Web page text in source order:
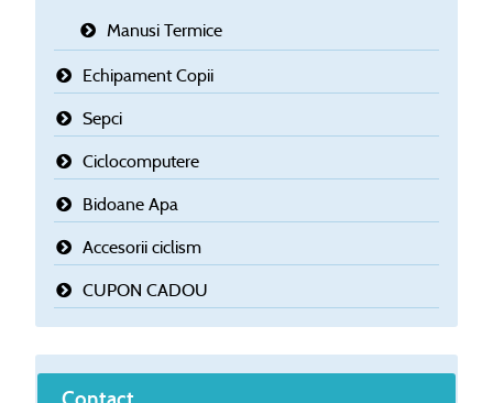
Manusi Termice
Echipament Copii
Sepci
Ciclocomputere
Bidoane Apa
Accesorii ciclism
CUPON CADOU